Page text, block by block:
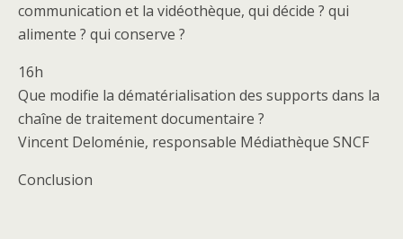
communication et la vidéothèque, qui décide ? qui
alimente ? qui conserve ?
16h
Que modifie la dématérialisation des supports dans la
chaîne de traitement documentaire ?
Vincent Deloménie, responsable Médiathèque SNCF
Conclusion